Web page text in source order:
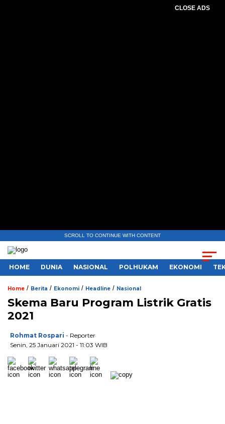
CLOSE ADS
SCROLL TO CONTINUE WITH CONTENT
HOME DUNIA NASIONAL POLHUKAM EKONOMI
Home / Berita / Ekonomi / Headline / Nasional
Skema Baru Program Listrik Gratis
2021
Rohmat Rospari - Reporter
Senin, 25 Januari 2021 - 11:03 WIB